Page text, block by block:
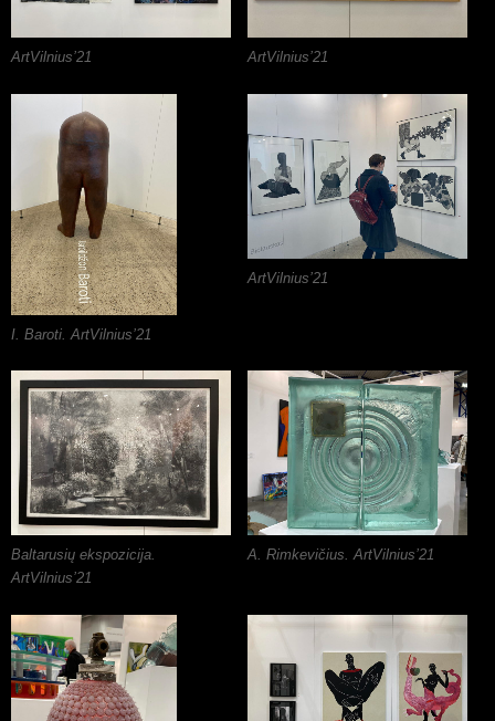
ArtVilnius’21 ArtVilnius’21
I. Baroti. ArtVilnius’21
ArtVilnius’21
Baltarusių ekspozicija.
ArtVilnius’21
A. Rimkevičius. ArtVilnius’21